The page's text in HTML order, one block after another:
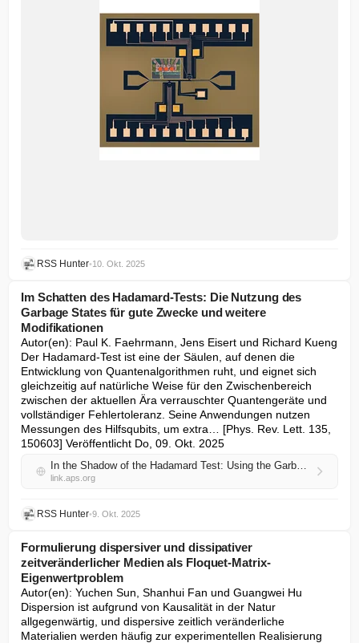
RSS Hunter•10. Okt. 2025
Im Schatten des Hadamard-Tests: Die Nutzung des
Garbage States für gute Zwecke und weitere
Modifikationen
Autor(en): Paul K. Faehrmann, Jens Eisert und Richard Kueng
Der Hadamard-Test ist eine der Säulen, auf denen die
Entwicklung von Quantenalgorithmen ruht, und eignet sich
gleichzeitig auf natürliche Weise für den Zwischenbereich
zwischen der aktuellen Ära verrauschter Quantengeräte und
vollständiger Fehlertoleranz. Seine Anwendungen nutzen
Messungen des Hilfsqubits, um extra… [Phys. Rev. Lett. 135,
150603] Veröffentlicht Do, 09. Okt. 2025
In the Shadow of the Hadamard Test: Using the Garbage State for Good and Further Modifications
link.aps.org
RSS Hunter•9. Okt. 2025
Formulierung dispersiver und dissipativer
zeitveränderlicher Medien als Floquet-Matrix-
Eigenwertproblem
Autor(en): Yuchen Sun, Shanhui Fan und Guangwei Hu
Dispersion ist aufgrund von Kausalität in der Natur
allgegenwärtig, und dispersive zeitlich veränderliche
Materialien werden häufig zur experimentellen Realisierung